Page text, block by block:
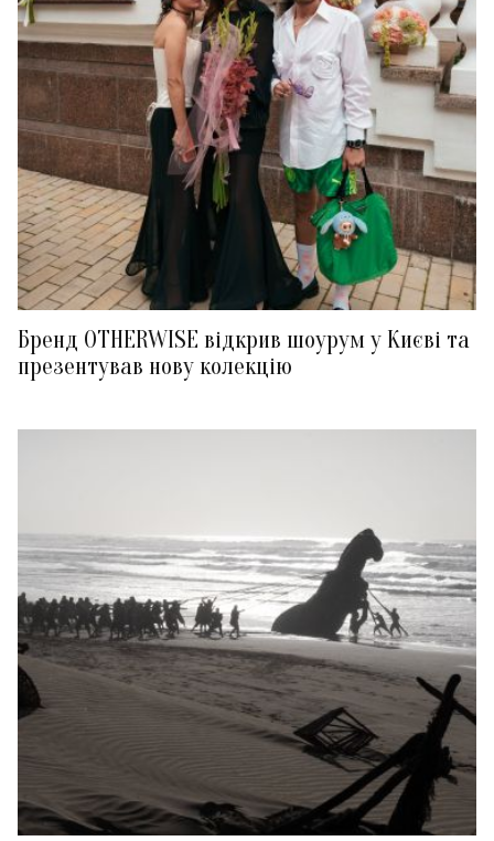
Бренд OTHERWISE відкрив шоурум у Києві та
презентував нову колекцію